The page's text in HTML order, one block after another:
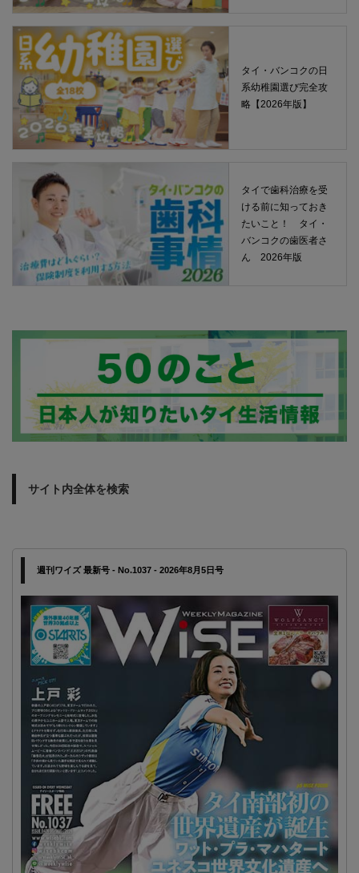
タイ・バンコクの日
系幼稚園選び完全攻
略【2026年版】
タイで歯科治療を受
ける前に知っておき
たいこと！ タイ・
バンコクの歯医者さ
ん 2026年版
サイト内全体を検索
週刊ワイズ 最新号 - No.1037 - 2026年8月5日号